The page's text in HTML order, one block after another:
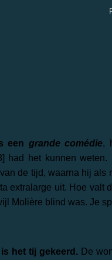
een grande comédie,
had het kunnen
de tijd, waarna hij als
extralarge uit. Hoe valt
Molière blind was. Je
het tij gekeerd. De